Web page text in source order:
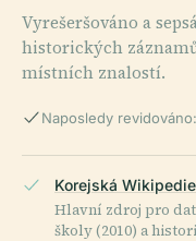
Vyrešeršováno a
historických
místních znalostí.
Naposledy
Korejská
Hlavní zdroj pro
školy (2010) a